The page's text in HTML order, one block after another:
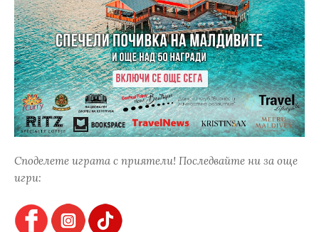
Споделете играта с приятели! Последвайте ни за още
игри: